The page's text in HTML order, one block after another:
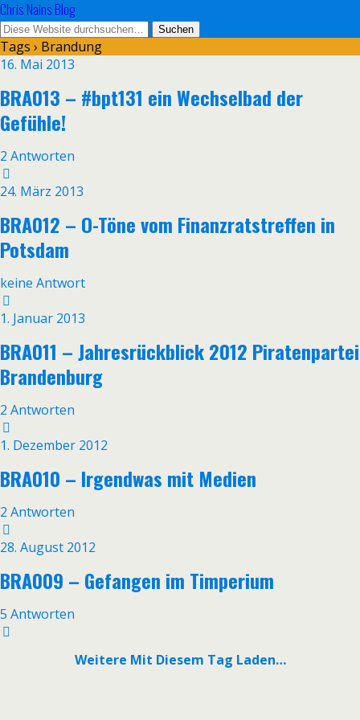
Chris Nains Blog
Tags › Brandung
16. Mai 2013
BRA013 – #bpt131 ein Wechselbad der
Gefühle!
2 Antworten
24. März 2013
BRA012 – O-Töne vom Finanzratstreffen in
Potsdam
keine Antwort
1. Januar 2013
BRA011 – Jahresrückblick 2012 Piratenpartei
Brandenburg
2 Antworten
1. Dezember 2012
BRA010 – Irgendwas mit Medien
2 Antworten
28. August 2012
BRA009 – Gefangen im Timperium
5 Antworten
Weitere Mit Diesem Tag Laden…